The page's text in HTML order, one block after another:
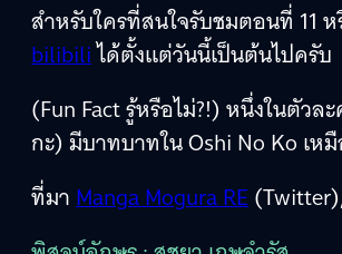
สำหรับใครที่สนใจรับชมตอนที่ 11
bilibiliได้ตั้งแต่วันนี้เป็นต้นไปครับ
(Fun Fact รู้หรือไม่?!) หนึ่งในตัวล
กะ) มีบาทบาทใน Oshi No Ko เห
ที่มาManga Mogura RE